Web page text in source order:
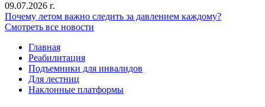
09.07.2026 г.
Почему летом важно следить за давлением каждому?
Смотреть все новости
Главная
Реабилитация
Подъемники для инвалидов
Для лестниц
Наклонные платформы